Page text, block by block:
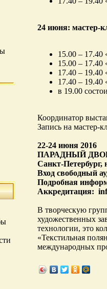
24 июня: мастер-
15.00 –
15.00 –
17.40 –
17.40 –
в 19.00
Координатор
Запись на мастер-
22-24 июня 2016
ПАРАДНЫЙ
Санкт-Петербург,
Вход свободный
Подробная
Аккредитация:
В творческую
художественных
технологии, это
«Текстильная
международных